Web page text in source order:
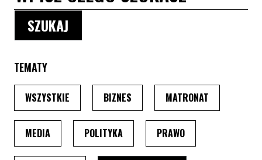
TEMATY
WSZYSTKIE PO WYBRANIU TEMATU, STRONA PRZEŁADUJE SIĘ
BIZNES PO WYBRANIU TEMATU, STRONA
MATRONAT
MEDIAPO WYBRANIU TEMATU, STRONA PRZEŁADUJE SIĘ
POLITYKAPO WYBRANIU TEMATU, STRONA
PRAWOPO WYBRANIU